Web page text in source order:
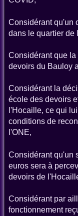
Considérant qu'un
dans le quartier de
Considérant que
devoirs du Bauloy
Considérant la
école des devoirs
l'Hocaille, ce qui
conditions de
l'ONE,
Considérant qu'un
euros sera à
devoirs de
Considérant par
fonctionnement